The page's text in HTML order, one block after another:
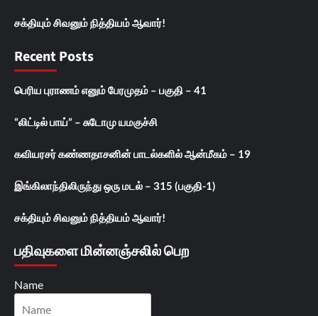
சக்தியும் சிவனும் நித்தியம் ஆவார்!
Recent Posts
பெரிய புராணம் எனும் பேரமுதம் – பகுதி – 41
“லிட்டில் பாய்” – சுடோமு யமகுச்சி
கவியரசர் கண்ணதாசனின் பாடல்களில் ஆன்மீகம் – 19
இங்கிலாந்திலிருந்து ஒரு மடல் – 315 (பகுதி-1)
சக்தியும் சிவனும் நித்தியம் ஆவார்!
பதிவுகளை மின்னஞ்சலில் பெற
Name